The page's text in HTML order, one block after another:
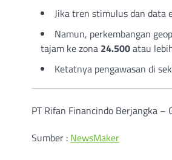
Jika tren stimulus dan data
Namun, perkembangan
tajam ke zona 24.500atau
Ketatnya pengawasan di
PT Rifan Financindo Berjangka –
Sumber : NewsMaker